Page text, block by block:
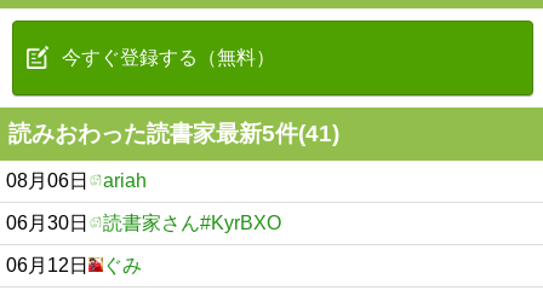
今すぐ登録する（無料）
読みおわった読書家最新5件(41)
08月06日 ariah
06月30日 読書家さん#KyrBXO
06月12日 ぐみ